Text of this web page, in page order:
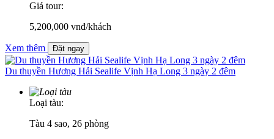
Giá tour:
5,200,000 vnđ/khách
Xem thêm Đặt ngay
Du thuyền Hương Hải Sealife Vịnh Hạ Long 3 ngày 2 đêm
Loại tàu:
Tàu 4 sao, 26 phòng